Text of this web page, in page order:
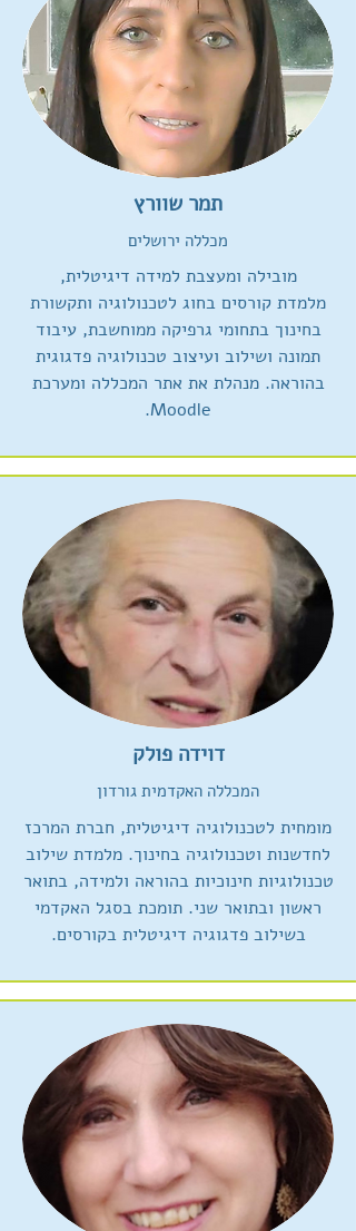
תמר שוורץ
מכללה ירושלים
מובילה ומעצבת למידה דיגיטלית,
מלמדת קורסים בחוג לטכנולוגיה ותקשורת
בחינוך בתחומי גרפיקה ממוחשבת, עיבוד
תמונה ושילוב ועיצוב טכנולוגיה פדגוגית
בהוראה. מנהלת את אתר המכללה ומערכת
Moodle.
דוידה פולק
המכללה האקדמית גורדון
מומחית לטכנולוגיה דיגיטלית, חברת המרכז
לחדשנות וטכנולוגיה בחינוך. מלמדת שילוב
טכנולוגיות חינוכיות בהוראה ולמידה, בתואר
ראשון ובתואר שני. תומכת בסגל האקדמי
בשילוב פדגוגיה דיגיטלית בקורסים.